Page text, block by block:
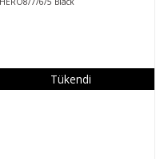
Tükendi